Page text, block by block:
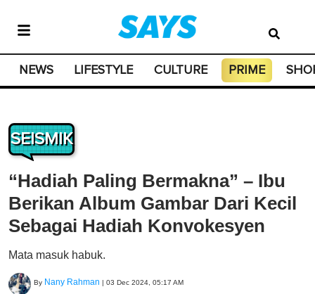
NEWS LIFESTYLE CULTURE PRIME
SEISMIK
“Hadiah Paling Bermakna” – Ibu
Berikan Album Gambar Dari Kecil
Sebagai Hadiah Konvokesyen
Mata masuk habuk.
By Nany Rahman | 03 Dec 2024, 05:17 AM